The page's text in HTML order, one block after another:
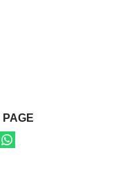
PAGE